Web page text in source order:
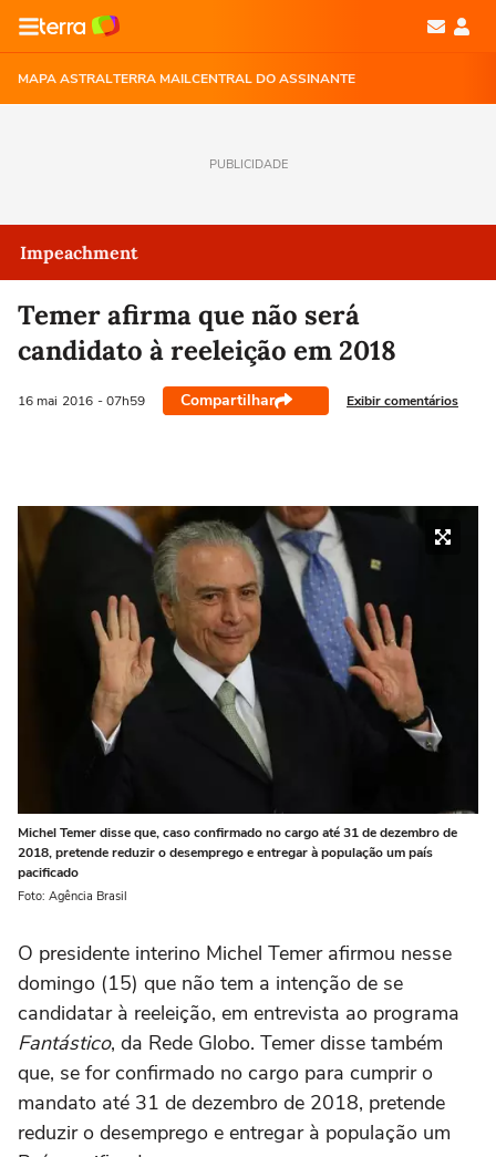
MAPA ASTRALTERRA MAILCENTRAL DO ASSINANTE
PUBLICIDADE
Impeachment
Temer afirma que não será
candidato à reeleição em 2018
16 mai 2016 - 07h59 Compartilhar Exibir comentários
Michel Temer disse que, caso confirmado no cargo até 31 de dezembro de
2018, pretende reduzir o desemprego e entregar à população um país
pacificado
Foto: Agência Brasil
O presidente interino Michel Temer afirmou nesse
domingo (15) que não tem a intenção de se
candidatar à reeleição, em entrevista ao programa
Fantástico, da Rede Globo. Temer disse também
que, se for confirmado no cargo para cumprir o
mandato até 31 de dezembro de 2018, pretende
reduzir o desemprego e entregar à população um